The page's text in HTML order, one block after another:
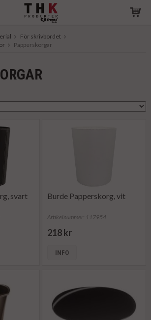
har blivit tillagd i varukorgen
För skrivbordet
Papperskorgar
svart Burde Papperskorg, vit
Artikelnummer: 117954
218 kr
INFO